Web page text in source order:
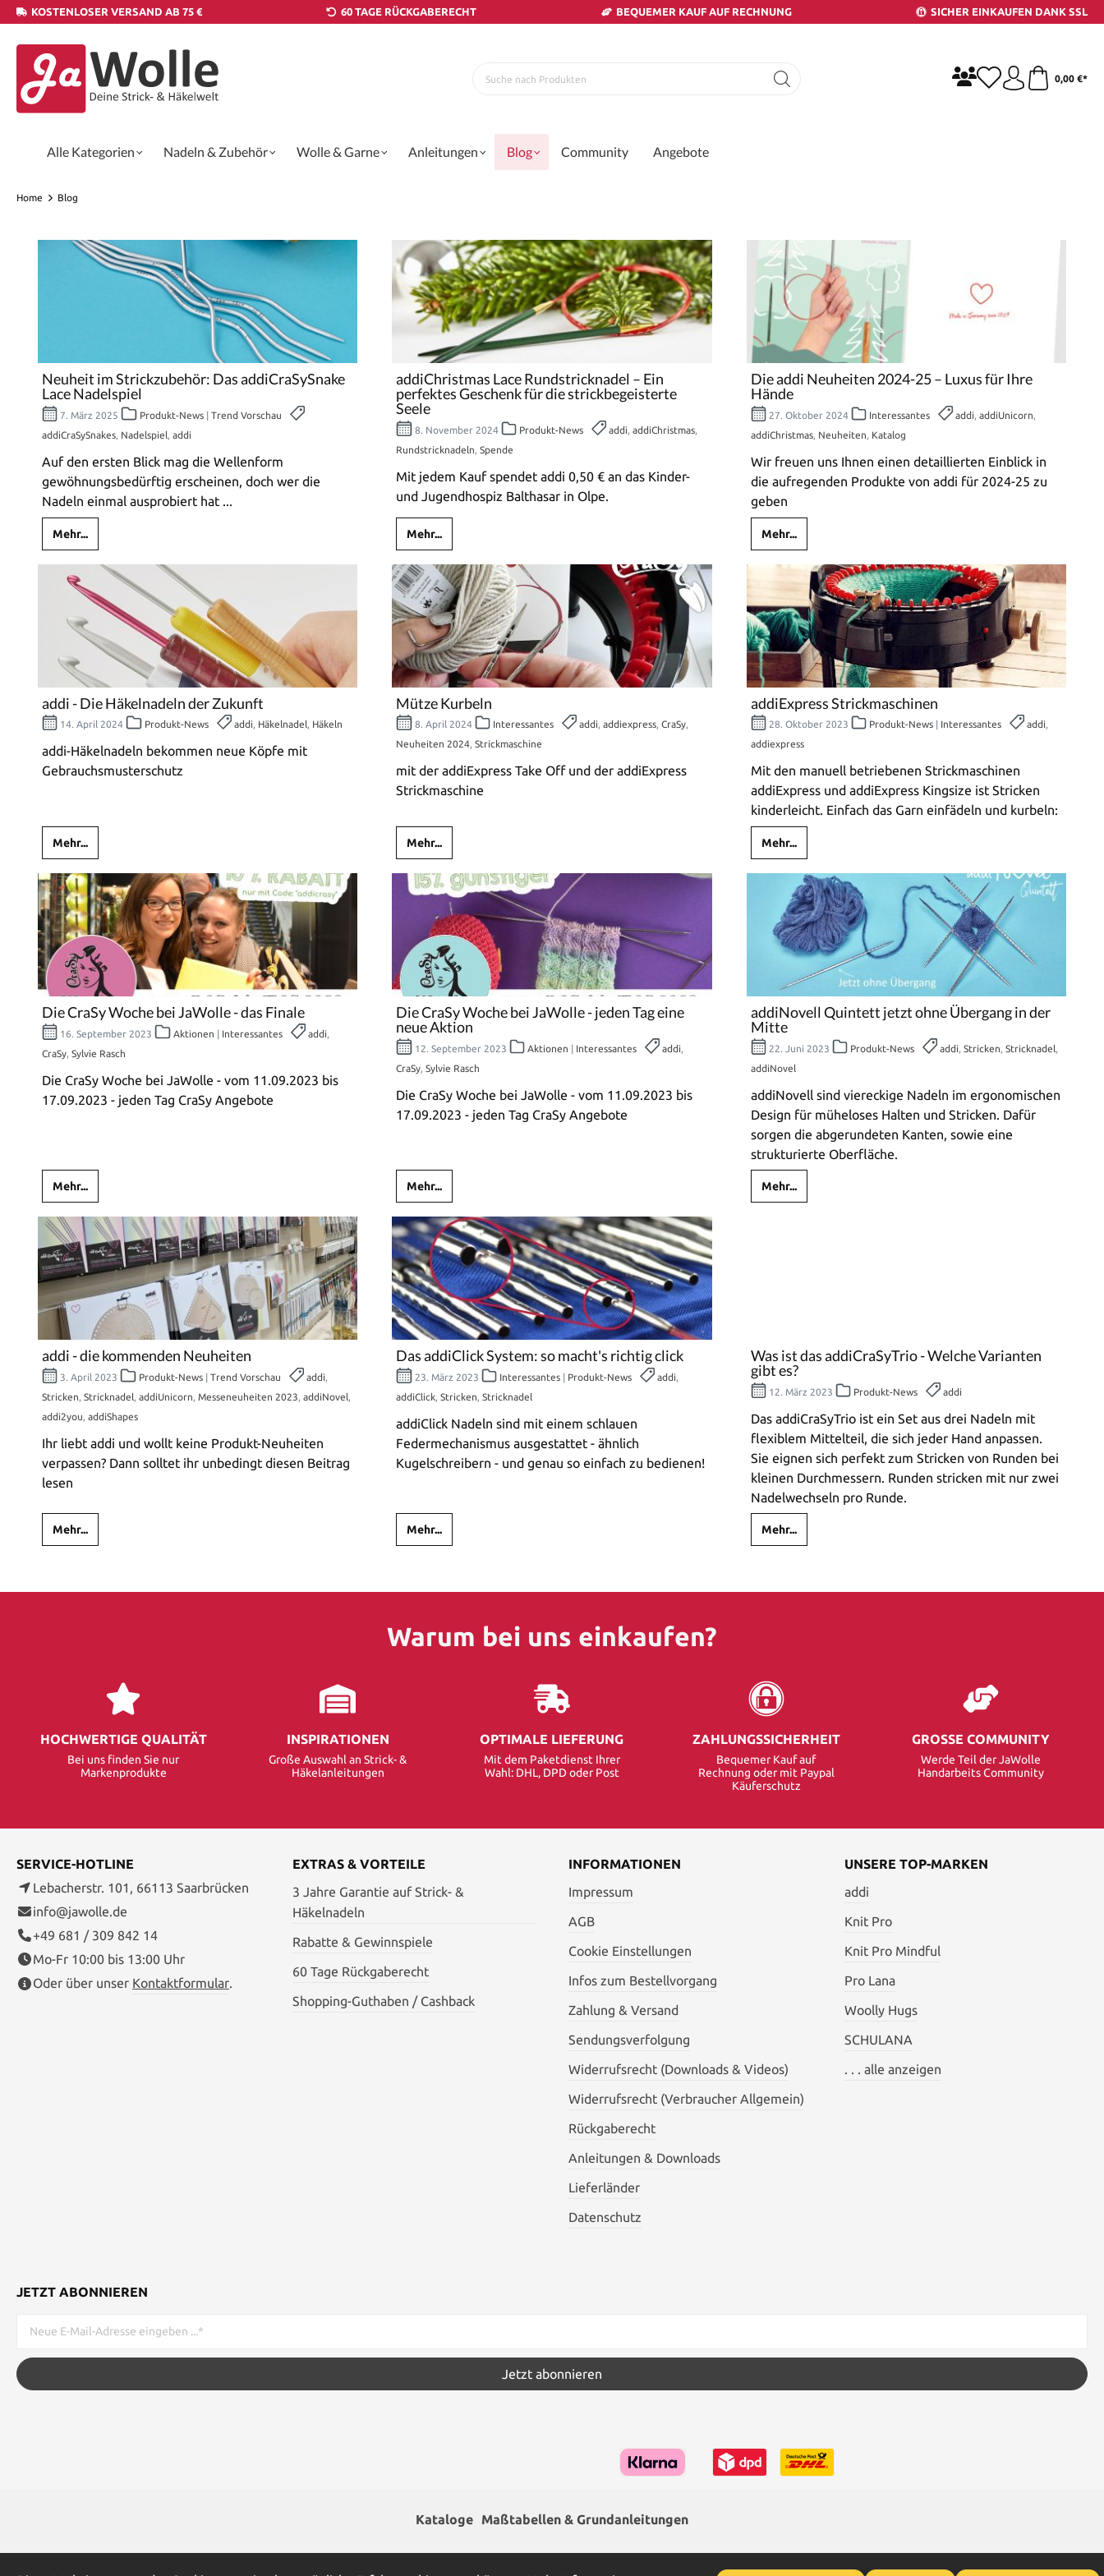
KOSTENLOSER VERSAND AB 75 € 60 TAGE RÜCKGABERECHT BEQUEMER KAUF AUF RECHNUNG SICHER EINKAUFEN DANK SSL
0,00 €*
Alle Kategorien Nadeln & Zubehör Wolle & Garne Anleitungen Blog Community Angebote
Home Blog
Neuheit im Strickzubehör: Das addiCraSySnake
Lace Nadelspiel
7. März 2025 Produkt-News| Trend Vorschau
addiCraSySnakes, Nadelspiel , addi
Auf den ersten Blick mag die Wellenform
gewöhnungsbedürftig erscheinen, doch wer die
Nadeln einmal ausprobiert hat ...
Mehr...
addiChristmas Lace Rundstricknadel – Ein
perfektes Geschenk für die strickbegeisterte
Seele
8. November 2024 Produkt-News addi,addiChristmas,
Rundstricknadeln,Spende
Mit jedem Kauf spendet addi 0,50 € an das Kinder-
und Jugendhospiz Balthasar in Olpe.
Mehr...
Die addi Neuheiten 2024-25 – Luxus für Ihre
Hände
27. Oktober 2024 Interessantes addi,addiUnicorn,
addiChristmas, Neuheiten, Katalog
Wir freuen uns Ihnen einen detaillierten Einblick in
die aufregenden Produkte von addi für 2024-25 zu
geben
Mehr...
addi - Die Häkelnadeln der Zukunft
14. April 2024 Produkt-News addi, Häkelnadel , Häkeln
addi-Häkelnadeln bekommen neue Köpfe mit
Gebrauchsmusterschutz
Mehr...
Mütze Kurbeln
8. April 2024 Interessantes addi,addiexpress,CraSy,
Neuheiten 2024,Strickmaschine
mit der addiExpress Take Off und der addiExpress
Strickmaschine
Mehr...
addiExpress Strickmaschinen
28. Oktober 2023 Produkt-News Interessantes addi,
addiexpress
Mit den manuell betriebenen Strickmaschinen
addiExpress und addiExpress Kingsize ist Stricken
kinderleicht. Einfach das Garn einfädeln und kurbeln:
Mehr...
Die CraSy Woche bei JaWolle - das Finale
16. September 2023 Aktionen | Interessantes addi
CraSy Sylvie Rasch
Die CraSy Woche bei JaWolle - vom 11.09.2023 bis
17.09.2023 - jeden Tag CraSy Angebote
Mehr...
Die CraSy Woche bei JaWolle - jeden Tag eine
neue Aktion
12. September 2023 Aktionen | Interessantes addi
CraSy ,Sylvie Rasch
Die CraSy Woche bei JaWolle - vom 11.09.2023 bis
17.09.2023 - jeden Tag CraSy Angebote
Mehr...
addiNovell Quintett jetzt ohne Übergang in der
Mitte
22. Juni 2023 Produkt-News addi ,Stricken ,Stricknadel
addiNovel
addiNovell sind viereckige Nadeln im ergonomischen
Design für müheloses Halten und Stricken. Dafür
sorgen die abgerundeten Kanten, sowie eine
strukturierte Oberfläche.
Mehr...
addi - die kommenden Neuheiten
3. April 2023 Produkt-News| Trend Vorschau addi,
Stricken, Stricknadel, addiUnicorn, Messeneuheiten 2023, addiNovel,
addi2you, addiShapes
Ihr liebt addi und wollt keine Produkt-Neuheiten
verpassen? Dann solltet ihr unbedingt diesen Beitrag
lesen
Mehr...
Das addiClick System: so macht's richtig click
23. März 2023 Interessantes| Produkt-News addi,
addiClick,Stricken,Stricknadel
addiClick Nadeln sind mit einem schlauen
Federmechanismus ausgestattet - ähnlich
Kugelschreibern - und genau so einfach zu bedienen!
Mehr...
Was ist das addiCraSyTrio - Welche Varianten
gibt es?
12. März 2023 Produkt-News addi
Das addiCraSyTrio ist ein Set aus drei Nadeln mit
flexiblem Mittelteil, die sich jeder Hand anpassen.
Sie eignen sich perfekt zum Stricken von Runden bei
kleinen Durchmessern. Runden stricken mit nur zwei
Nadelwechseln pro Runde.
Mehr...
Warum bei uns einkaufen?
HOCHWERTIGE QUALITÄT
Bei uns finden Sie nur
Markenprodukte
INSPIRATIONEN
Große Auswahl an Strick- &
Häkelanleitungen
OPTIMALE LIEFERUNG
Mit dem Paketdienst Ihrer
Wahl: DHL, DPD oder Post
ZAHLUNGSSICHERHEIT
Bequemer Kauf auf
Rechnung oder mit Paypal
Käuferschutz
GROSSE COMMUNITY
Werde Teil der JaWolle
Handarbeits Community
SERVICE-HOTLINE
Lebacherstr. 101, 66113 Saarbrücken
info@jawolle.de
+49 681 / 309 842 14
Mo-Fr 10:00 bis 13:00 Uhr
Oder über unser Kontaktformular.
EXTRAS & VORTEILE
3 Jahre Garantie auf Strick- &
Häkelnadeln
Rabatte & Gewinnspiele
60 Tage Rückgaberecht
Shopping-Guthaben / Cashback
INFORMATIONEN
Impressum
AGB
Cookie Einstellungen
Infos zum Bestellvorgang
Zahlung & Versand
Sendungsverfolgung
Widerrufsrecht (Downloads & Videos)
Widerrufsrecht (Verbraucher Allgemein)
Rückgaberecht
Anleitungen & Downloads
Lieferländer
Datenschutz
UNSERE TOP-MARKEN
addi
Knit Pro
Knit Pro Mindful
Pro Lana
Woolly Hugs
SCHULANA
. . . alle anzeigen
JETZT ABONNIEREN
Jetzt abonnieren
Kataloge Maßtabellen & Grundanleitungen
Werkzeugleiste anzeigen